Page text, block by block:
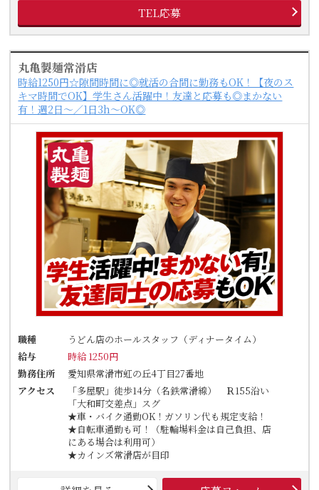
TEL応募
丸亀製麺常滑店
時給1250円☆隙間時間に◎就活の合間に勤務もOK！【夜のス
キマ時間でOK】学生さん活躍中！友達と応募も◎まかない
有！週2日～／1日3h～OK◎
職種
うどん店のホールスタッフ（ディナータイム）
給与
時給 1250円
勤務住所
愛知県常滑市虹の丘4丁目27番地
アクセス
「多屋駅」徒歩14分（名鉄常滑線） Ｒ155沿い
「大和町交差点」スグ
★車・バイク通勤OK！ガソリン代も規定支給！
★自転車通勤も可！（駐輪場料金は自己負担、店
にある場合は利用可）
★カインズ常滑店が目印